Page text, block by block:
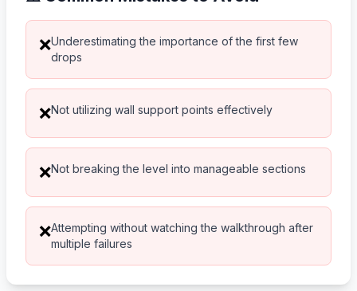
❌Underestimating the importance of the first few
drops
❌Not utilizing wall support points effectively
❌Not breaking the level into manageable sections
❌Attempting without watching the walkthrough after
multiple failures